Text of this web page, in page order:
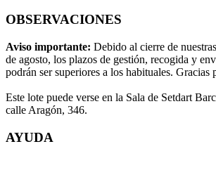
OBSERVACIONES
Aviso importante: Debido al cierre de
de agosto, los plazos de gestión, recogida y
podrán ser superiores a los habituales. Gracias
Este lote puede verse en la Sala de Setdart
calle Aragón, 346.
AYUDA